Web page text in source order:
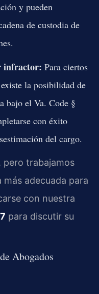
y pueden
de custodia de
infractor: Para ciertos
la posibilidad de
bajo el Va. Code §
con éxito
del cargo.
pero trabajamos
adecuada para
con nuestra
para discutir su
Abogados